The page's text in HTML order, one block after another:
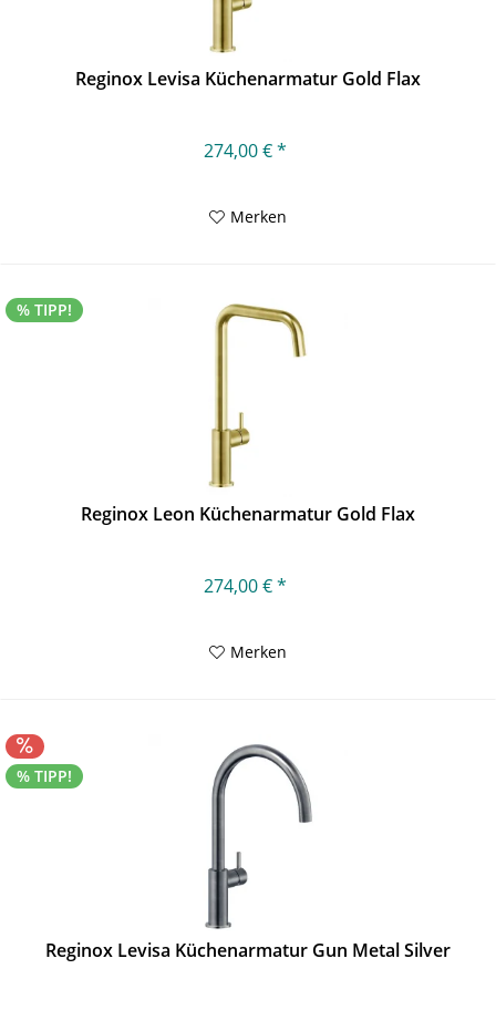
Reginox Levisa Küchenarmatur Gold Flax
274,00 € *
Merken
% TIPP!
Reginox Leon Küchenarmatur Gold Flax
274,00 € *
Merken
% TIPP!
Reginox Levisa Küchenarmatur Gun Metal Silver